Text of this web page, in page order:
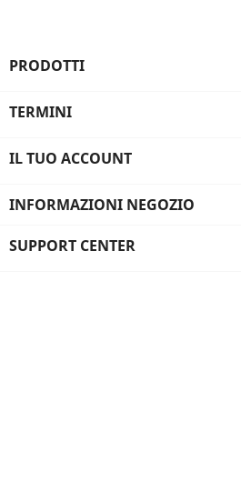
PRODOTTI
TERMINI
IL TUO ACCOUNT
INFORMAZIONI NEGOZIO
SUPPORT CENTER